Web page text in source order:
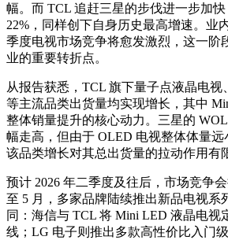
幅。而 TCL 追赶三星的步伐进一步加
22%，同样创下自身历史最高增速。业
季度电视市场竞争将愈发激烈，这一阶
业的重要转折点。
从报告获悉，TCL 旗下量子点液晶电
等主流品类出货量均实现增长，其中
整体销量提升的核心动力。三星的
幅走高，但由于 OLED 电视整体体量远
该品类增长对其总出货量的拉动作用有
预计 2026 年二季度及往后，市场竞争
至 5 月，多家品牌陆续推出新品电视系
同：海信与 TCL 将 Mini LED 液晶电视
线；LG 电子则推出多款高性价比入门